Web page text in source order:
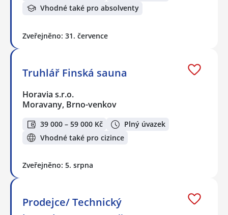
Vhodné také pro absolventy
Zveřejněno: 31. července
Truhlář Finská sauna
Horavia s.r.o.
Moravany, Brno-venkov
39 000 – 59 000 Kč
Plný úvazek
Vhodné také pro cizince
Zveřejněno: 5. srpna
Prodejce/ Technický